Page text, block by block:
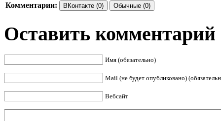
Комментарии: ВКонтакте (0) Обычные (0)
Оставить комментарий
Имя (обязательно)
Mail (не будет опубликовано)
Вебсайт